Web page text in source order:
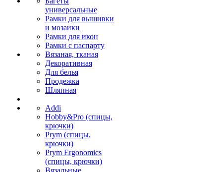
универсальные
Рамки для вышивки
и мозаики
Рамки для икон
Рамки с паспарту
Вязаная, тканая
Декоративная
Для белья
Продежка
Шляпная
Addi
Hobby&Pro (спицы,
крючки)
Prym (спицы,
крючки)
Prym Ergonomics
(спицы, крючки)
Вязальные